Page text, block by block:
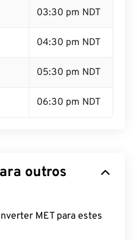
03:30 pm NDT
04:30 pm NDT
05:30 pm NDT
06:30 pm NDT
outros
MET para estes